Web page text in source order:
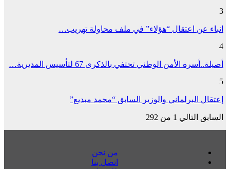
3
انباء عن اعتقال “هؤلاء” في ملف محاولة تهريب…
4
أصيلة..أسرة الأمن الوطني تحتفي بالذكرى 67 لتأسيس المديرية…
5
إعتقال البرلماني والوزير السابق “محمد مبديع”
السابق التالي 1 من 292
من نحن
اتصل بنا